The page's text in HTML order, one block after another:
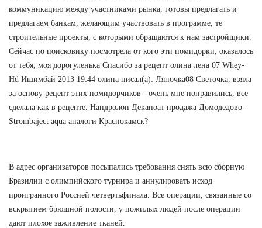
коммуникацию между участниками рынка, готовы предлагать и
предлагаем банкам, желающим участвовать в программе, те
строительные проекты, с которыми обращаются к нам застройщики.
Сейчас по поисковику посмотрела от кого эти помидорки, оказалось
от тебя, моя дорогуленька Спасибо за рецепт олина лена 07 Whey-
Hd Ишимбай 2013 19:44 олина писал(а): Ляночка08 Светочка, взяла
за основу рецепт этих помидорчиков - очень мне понравились, все
сделала как в рецепте. Нандролон Деканоат продажа Домодедово -
Strombaject aqua аналоги Краснокамск?
В адрес организаторов посыпались требования снять всю сборную
Бразилии с олимпийского турнира и аннулировать исход
проигранного Россией четвертьфинала. Все операции, связанные со
вскрытием брюшной полости, у пожилых людей после операции
дают плохое заживление тканей.